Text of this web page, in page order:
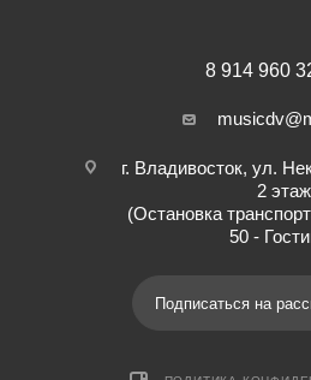
8 914 960
г. Владивосток, ул.
2
(Остановка
50 -
Подписаться на